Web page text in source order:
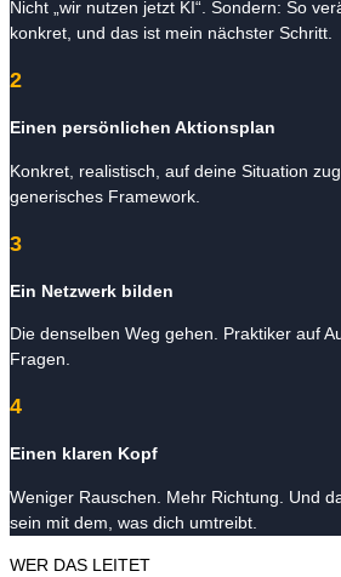
Nicht „wir nutzen jetzt KI“. Sondern: So
konkret, und das ist mein nächster Schritt.
2
Einen persönlichen Aktionsplan
Konkret, realistisch, auf deine Situation
generisches Framework.
3
Ein Netzwerk bilden
Die denselben Weg gehen. Praktiker auf
Fragen.
4
Einen klaren Kopf
Weniger Rauschen. Mehr Richtung. Und
sein mit dem, was dich umtreibt.
WER DAS LEITET